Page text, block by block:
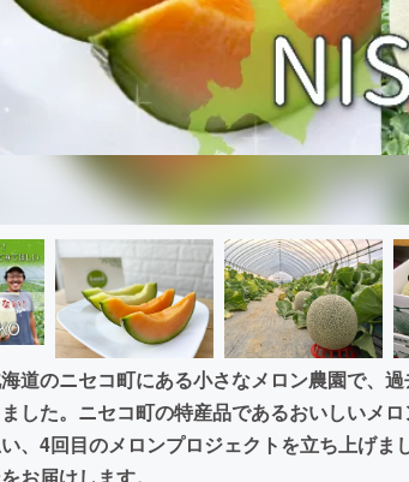
道のニセコ町にある小さなメロン農園で、
した。ニセコ町の特産品であるおいしいメ
、4回目のメロンプロジェクトを立ち上げま
お届けします。